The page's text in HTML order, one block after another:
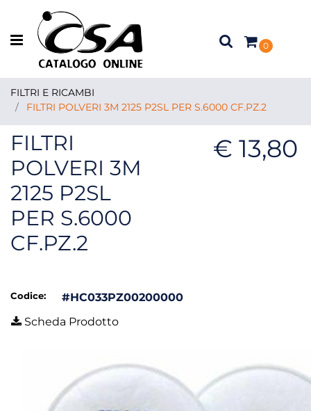
Open menu
0
FILTRI E RICAMBI
FILTRI POLVERI 3M 2125 P2SL PER S.6000 CF.PZ.2
FILTRI
POLVERI 3M
2125 P2SL
PER S.6000
CF.PZ.2
€ 13,80
Codice:
#HC033PZ00200000
Scheda Prodotto